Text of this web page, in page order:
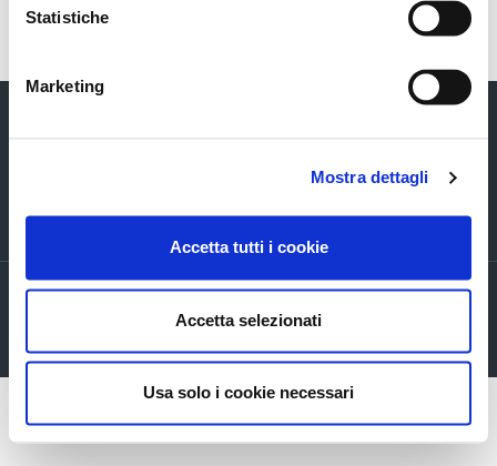
Statistiche
Marketing
Mostra dettagli
Accetta tutti i cookie
Accetta selezionati
Usa solo i cookie necessari
Torna indietro
Privacy policy
Company info